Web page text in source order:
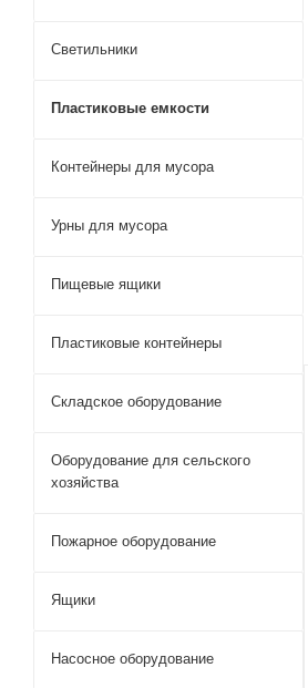
Светильники
Пластиковые емкости
Контейнеры для мусора
Урны для мусора
Пищевые ящики
Пластиковые контейнеры
Складское оборудование
Оборудование для сельского
хозяйства
Пожарное оборудование
Ящики
Насосное оборудование